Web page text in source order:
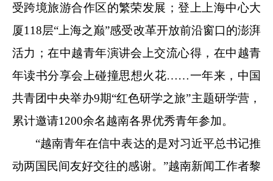
受跨境旅游合作区的繁荣发展；登上上海中心大
厦118层“上海之巅”感受改革开放前沿窗口的澎湃
活力；在中越青年演讲会上交流心得，在中越青
年读书分享会上碰撞思想火花……一年来，中国
共青团中央举办9期“红色研学之旅”主题研学营，
累计邀请1200余名越南各界优秀青年参加。
“越南青年在信中表达的是对习近平总书记推
动两国民间友好交往的感谢。”越南新闻工作者黎